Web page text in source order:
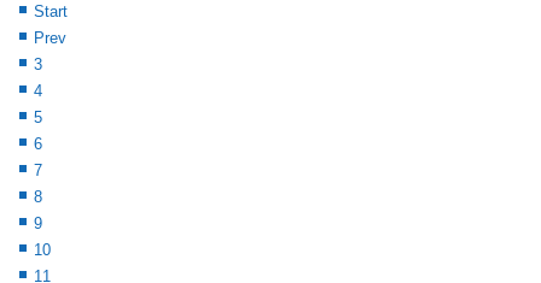
Start
Prev
3
4
5
6
7
8
9
10
11